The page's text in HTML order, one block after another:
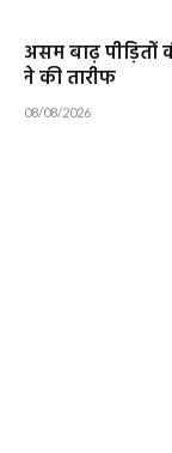
असम बाढ़ पीड़ितों
ने की तारीफ
08/08/2026